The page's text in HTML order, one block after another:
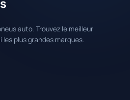
auto. Trouvez le meilleur
plus grandes marques.